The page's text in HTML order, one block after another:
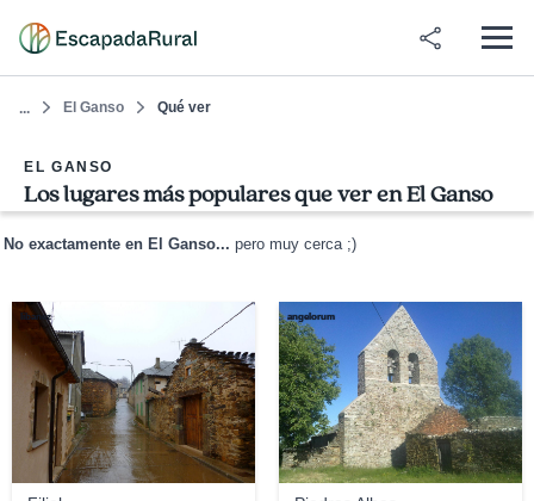
... El Ganso Qué ver
EL GANSO
Los lugares más populares que ver en El Ganso
No exactamente en El Ganso... pero muy cerca ;)
libanez angelorum